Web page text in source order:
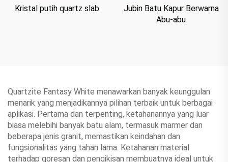
Kristal putih quartz slab
Jubin Batu Kapur Berwarna
Abu-abu
Quartzite Fantasy White menawarkan banyak keunggulan
menarik yang menjadikannya pilihan terbaik untuk berbagai
aplikasi. Pertama dan terpenting, ketahanannya yang luar
biasa melebihi banyak batu alam, termasuk marmer dan
beberapa jenis granit, memastikan keindahan dan
fungsionalitas yang tahan lama. Ketahanan material
terhadap goresan dan pengikisan membuatnya ideal untuk